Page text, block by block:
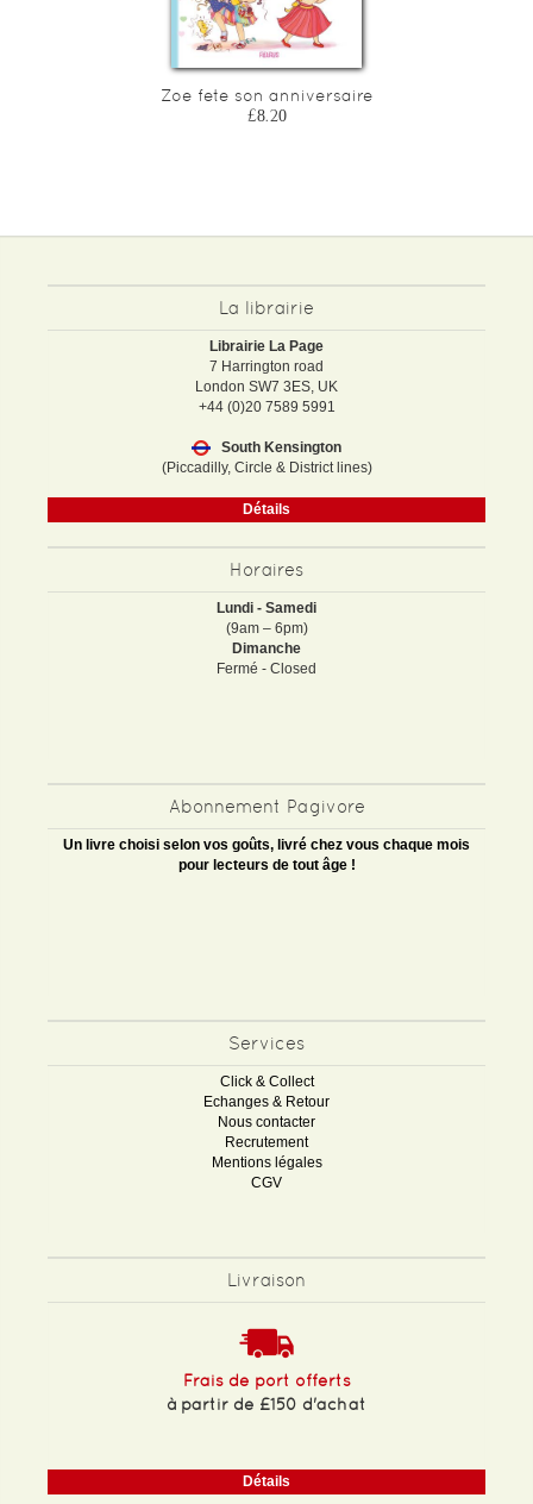
Zoe fete son anniversaire
£8.20
La librairie
Librairie La Page
7 Harrington road
London SW7 3ES, UK
+44 (0)20 7589 5991
South Kensington
(Piccadilly, Circle & District lines)
Détails
Horaires
Lundi - Samedi
(9am – 6pm)
Dimanche
Fermé - Closed
Abonnement Pagivore
Un livre choisi selon vos goûts, livré chez vous chaque mois
pour lecteurs de tout âge !
Services
Click & Collect
Echanges & Retour
Nous contacter
Recrutement
Mentions légales
CGV
Livraison
Frais de port offerts
à partir de £150 d'achat
Détails